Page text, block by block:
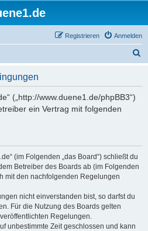
Anmelden
Registrieren
(„http://www.duene1.de/phpBB3“)
ein Vertrag mit folgenden
(im Folgenden „das Board“) schließt du
Betreiber des Boards ab (im Folgenden
mit den nachfolgenden Regelungen
nicht einverstanden bist, so darfst du
Für die Nutzung des Boards gelten
Regelungen.
unbestimmte Zeit geschlossen und kann